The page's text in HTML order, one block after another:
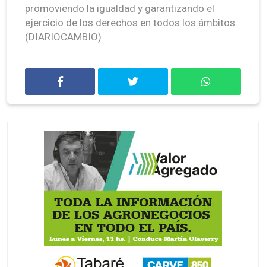
promoviendo la igualdad y garantizando el
ejercicio de los derechos en todos los ámbitos.
(DIARIOCAMBIO)